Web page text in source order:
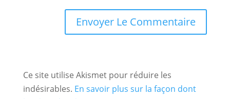
Ce site utilise Akismet pour réduire les
indésirables. En savoir plus sur la façon dont